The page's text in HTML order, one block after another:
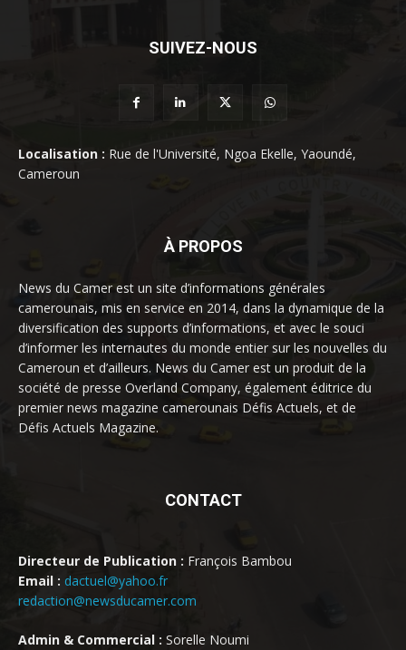
SUIVEZ-NOUS
Localisation : Rue de l'Université, Ngoa Ekelle, Yaoundé,
Cameroun
À PROPOS
News du Camer est un site d’informations générales
camerounais, mis en service en 2014, dans la dynamique de la
diversification des supports d’informations, et avec le souci
d’informer les internautes du monde entier sur les nouvelles du
Cameroun et d’ailleurs. News du Camer est un produit de la
société de presse Overland Company, également éditrice du
premier news magazine camerounais Défis Actuels, et de
Défis Actuels Magazine.
CONTACT
Directeur de Publication : François Bambou
Email : dactuel@yahoo.fr
redaction@newsducamer.com
Admin & Commercial : Sorelle Noumi